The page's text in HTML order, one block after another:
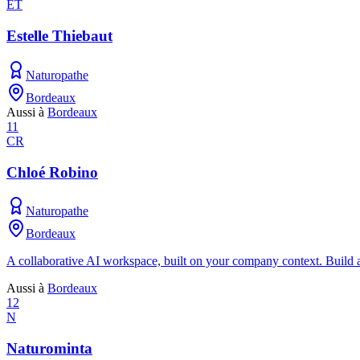
ET
Estelle Thiebaut
Naturopathe
Bordeaux
Aussi à Bordeaux
11
CR
Chloé Robino
Naturopathe
Bordeaux
A collaborative AI workspace, built on your company context. Build
Aussi à Bordeaux
12
N
Naturominta